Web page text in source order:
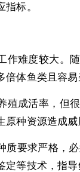
标。
作难度较大。
体鱼类且容易
殖成活率，但
种资源造成威
质要求严格，
等技术，指导